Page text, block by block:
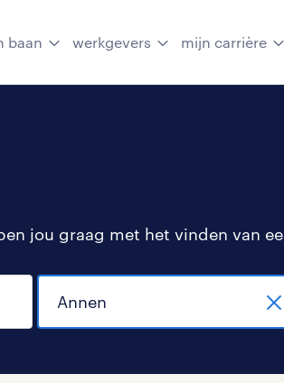
baan werkgevers mijn carrière
jou graag met het vinden van